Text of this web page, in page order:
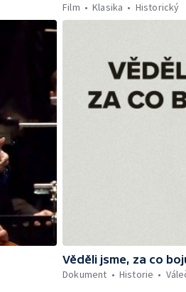
Film
Klasika Historický
Věděli jsme, za co
Dokument
Historie